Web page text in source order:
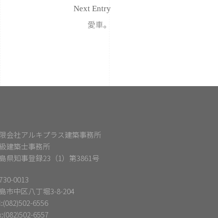
Next Entry
愛車。
会社アルキプラス建築事務所
建築士事務所
県知事登録23（1）第3861号
0013
市中区八丁堀3-8-204
6556
6557